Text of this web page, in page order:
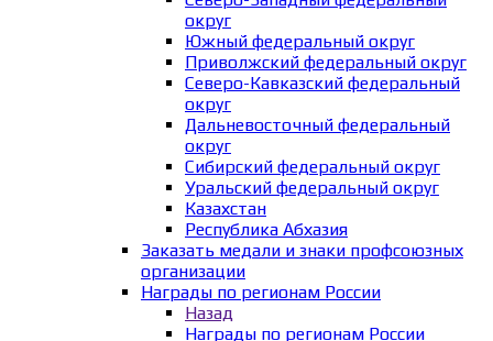
округ
Южный федеральный округ
Приволжский федеральный округ
Северо-Кавказский федеральный
округ
Дальневосточный федеральный
округ
Сибирский федеральный округ
Уральский федеральный округ
Казахстан
Республика Абхазия
Заказать медали и знаки профсоюзных
организации
Награды по регионам России
Назад
Награды по регионам России